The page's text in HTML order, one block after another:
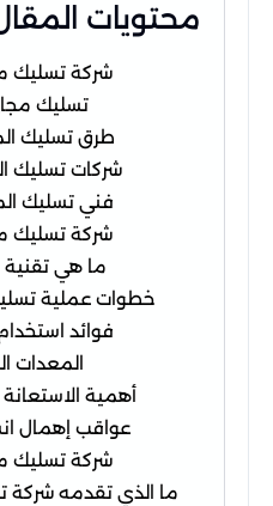
محتويات
شركة تسليك
تسليك
طرق تسليك
شركات تسليك
فني تسليك
شركة تسليك
ما هي
خطوات عملية
فوائد
المعدات
أهمية
عواقب إهمال
شركة تسليك
ما الذي تقدمه شركة